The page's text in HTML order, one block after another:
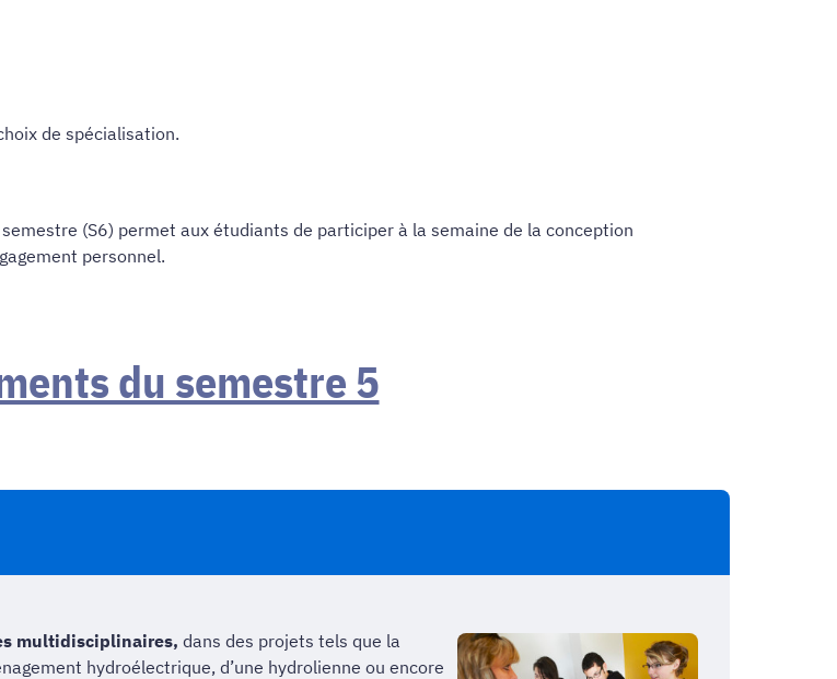
de spécialisation.
(S6) permet aux étudiants de participer à la semaine de la conception
personnel.
du semestre 5
multidisciplinaires, dans des projets tels que la
hydroélectrique, d’une hydrolienne ou encore